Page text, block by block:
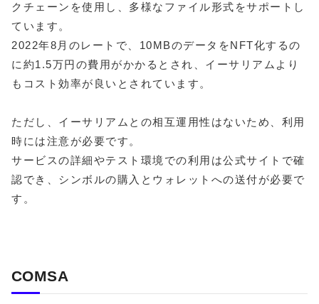
クチェーンを使用し、多様なファイル形式をサポートし
ています。
2022年8月のレートで、10MBのデータをNFT化するの
に約1.5万円の費用がかかるとされ、イーサリアムより
もコスト効率が良いとされています。
ただし、イーサリアムとの相互運用性はないため、利用
時には注意が必要です。
サービスの詳細やテスト環境での利用は公式サイトで確
認でき、シンボルの購入とウォレットへの送付が必要で
す。
COMSA